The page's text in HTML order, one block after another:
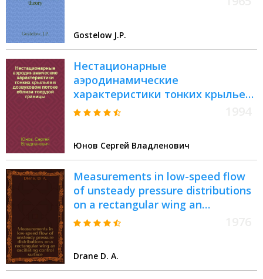
Gostelow J.P.
Нестационарные
аэродинамические
характеристики тонких крыльев
в дозвуковом потоке вблизи
Спец. 01.02.05
Юнов Сергей Владленович
Measurements in low-speed flow
of unsteady pressure distributions
on a rectangular wing an
oscillating control surface
Drane D. A.